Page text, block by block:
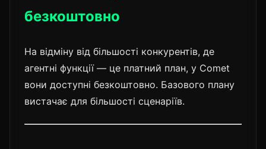
безкоштовно
На відміну від більшості конкурентів, де
агентні функції — це платний план, у Comet
вони доступні безкоштовно. Базового плану
вистачає для більшості сценаріїв.